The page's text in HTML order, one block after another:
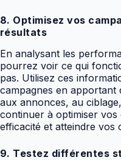
8. Optimisez vos
résultats
En analysant les
pourrez voir ce qui
pas. Utilisez ces
campagnes en apportant
aux annonces, au
continuer à optimiser
efficacité et atteindre vos
9. Testez différentes